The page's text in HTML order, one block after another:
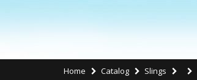
Home Catalog Slings